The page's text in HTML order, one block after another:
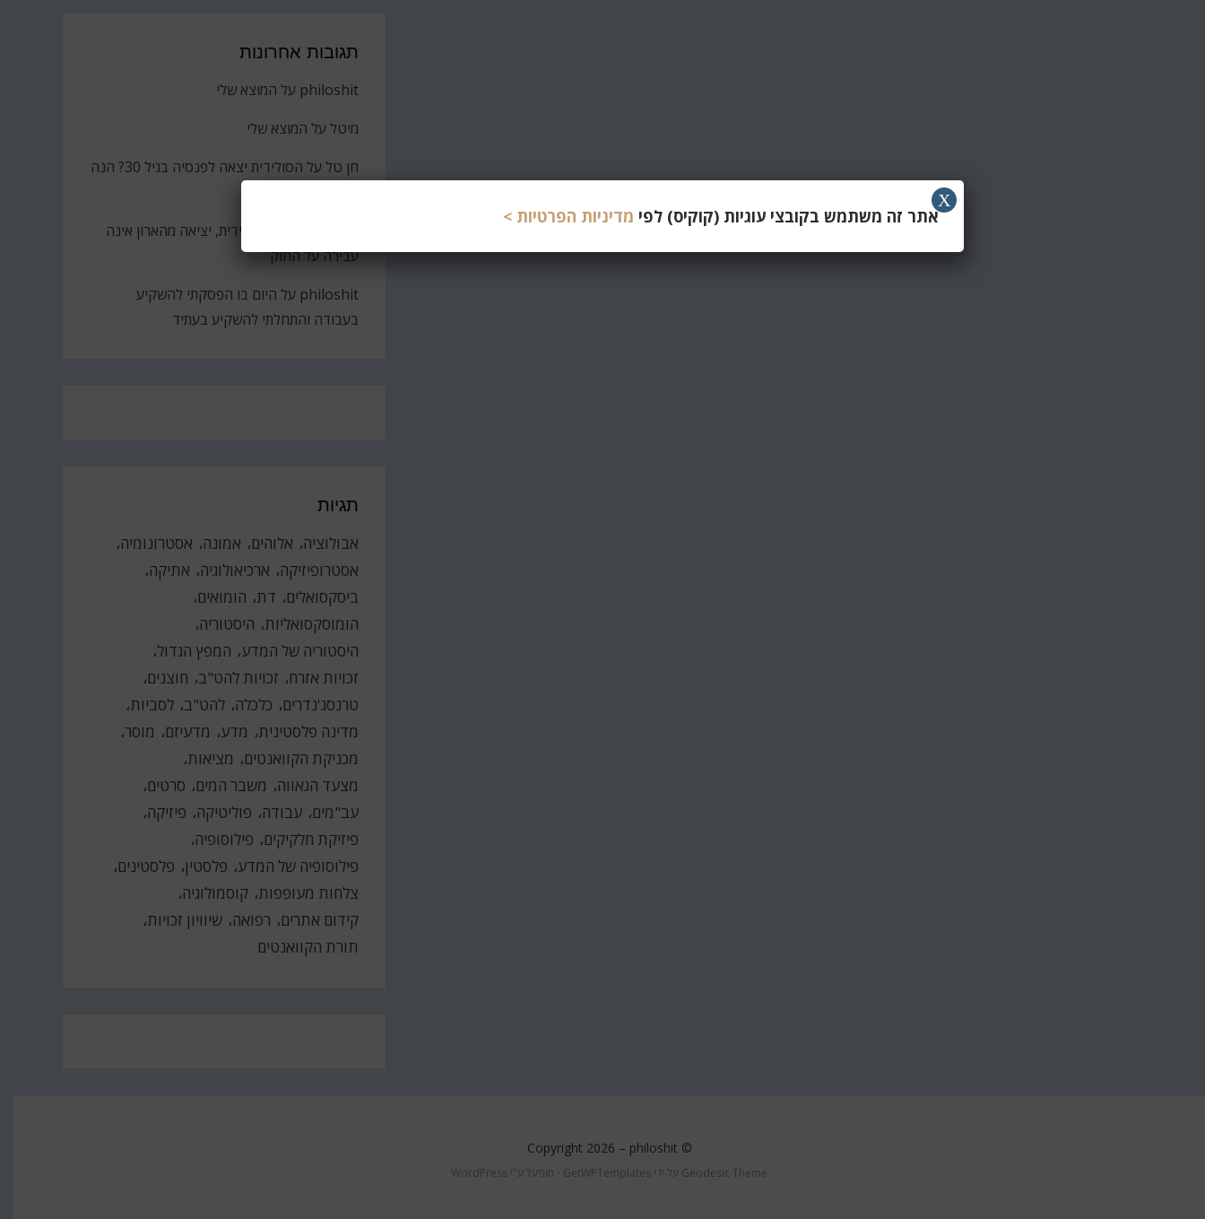
תגובות אחרונות
philoshit על המוצא שלי
מיטל על המוצא שלי
חן טל על
הסולידית יצאה לפנסיה בגיל 30? הנה
גבירתי הסולידית, יציאה מהארון אינה
עבירה על החוק
philoshit על היום בו הפסקתי להשקיע
בעבודה והתחלתי להשקיע בעתיד
תגיות
אבולוציה אלוהים אמונה
אסטרונומיה
אסטרופיזיקה
ארכיאולוגיה
אתיקה
ביסקסואלים
דת הומואים
הומוסקסואליות היסטוריה
היסטוריה של המדע המפץ הגדול
זכויות אזרח
זכויות להט"ב חוצנים
טרנסג'נדרים
כלכלה להט"ב לסביות
מדינה פלסטינית
מדע מדעיזם
מוסר
מכניקת הקוואנטים
מציאות
מצעד הגאווה
משבר המים
סרטים
עב"מים עבודה פוליטיקה
פיזיקה
פיזיקת חלקיקים
פילוסופיה
פילוסופיה של המדע פלסטין פלסטינים
צלחות מעופפות קוסמולוגיה
קידום אתרים
רפואה שיוויון זכויות
תורת הקוואנטים
© Copyright 2026 –
philoshit
Geodesic Theme על ידי GetWPTemplates מופעל ע"י WordPress
אתר זה משתמש בקובצי עוגיות (קוקיס) לפי מדיניות הפרטיות >
X